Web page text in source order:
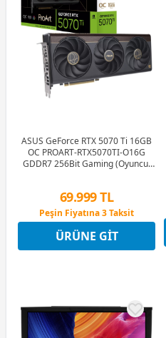
ASUS GeForce RTX 5070 Ti 16GB
OC PROART-RTX5070TI-O16G
GDDR7 256Bit Gaming (Oyuncu)
69.999 TL
Peşin Fiyatına 3 Taksit
12 Ay x 8.234 TL taksitle
Peşin Fiyatına 3 Taksit
ÜRÜNE GIT